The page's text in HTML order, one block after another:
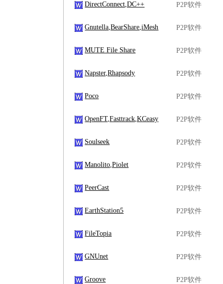
DirectConnect,DC++ P2P软件
Gnutella,BearShare,iMesh P2P软件
MUTE File Share P2P软件
Napster,Rhapsody P2P软件
Poco P2P软件
OpenFT,Fasttrack,KCeasy P2P软件
Soulseek P2P软件
Manolito,Piolet P2P软件
PeerCast P2P软件
EarthStation5 P2P软件
FileTopia P2P软件
GNUnet P2P软件
Groove P2P软件